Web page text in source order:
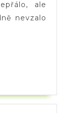
ale
nevzalo